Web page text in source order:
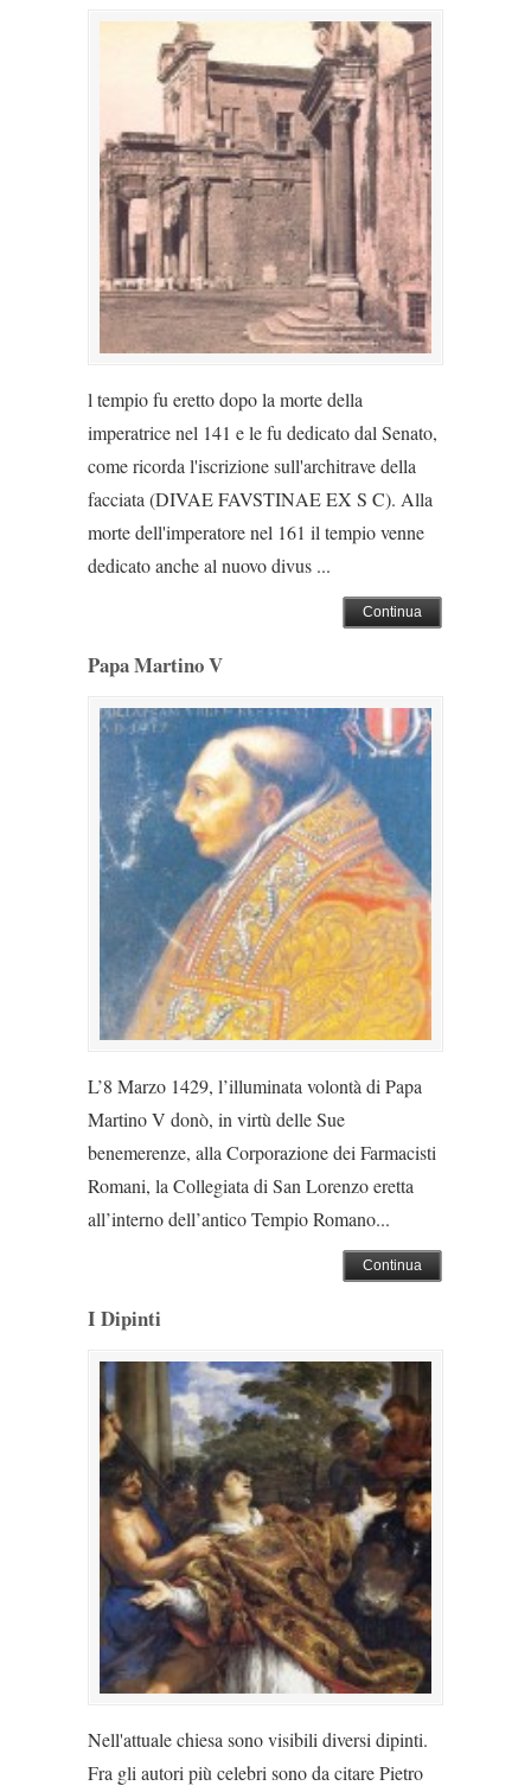
l tempio fu eretto dopo la morte della
imperatrice nel 141 e le fu dedicato dal Senato,
come ricorda l'iscrizione sull'architrave della
facciata (DIVAE FAVSTINAE EX S C). Alla
morte dell'imperatore nel 161 il tempio venne
dedicato anche al nuovo divus ...
Continua
Papa Martino V
L’8 Marzo 1429, l’illuminata volontà di Papa
Martino V donò, in virtù delle Sue
benemerenze, alla Corporazione dei Farmacisti
Romani, la Collegiata di San Lorenzo eretta
all’interno dell’antico Tempio Romano...
Continua
I Dipinti
Nell'attuale chiesa sono visibili diversi dipinti.
Fra gli autori più celebri sono da citare Pietro